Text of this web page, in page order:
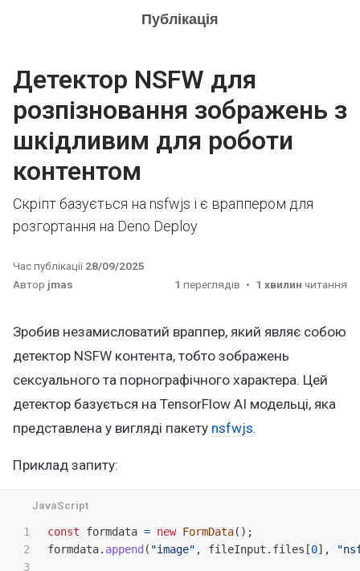
Публікація
Детектор NSFW для
розпізновання зображень з
шкідливим для роботи
контентом
Скріпт базується на nsfwjs і є враппером для
розгортання на Deno Deploy
Час публікації28/09/2025
Автор jmas 1 переглядів 1 хвилин читання
Зробив незамисловатий враппер, який являє собою
детектор NSFW контента, тобто зображень
сексуального та порнографічного характера. Цей
детектор базується на TensorFlow AI модельці, яка
представлена у вигляді пакету nsfwjs.
Приклад запиту:
1
2
3
const formdata = new FormData();
formdata. append ( "image" , fileInput . files [0], "